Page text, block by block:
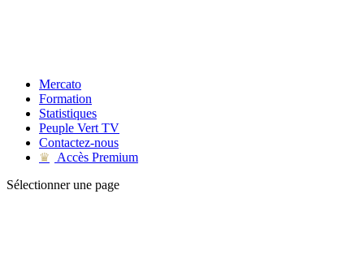
Mercato
Formation
Statistiques
Peuple Vert TV
Contactez-nous
♛
Accès Premium
Sélectionner une page